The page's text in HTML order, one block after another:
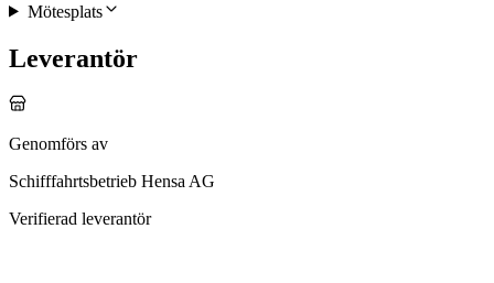
Mötesplats
Leverantör
Genomförs av
Schifffahrtsbetrieb Hensa AG
Verifierad leverantör